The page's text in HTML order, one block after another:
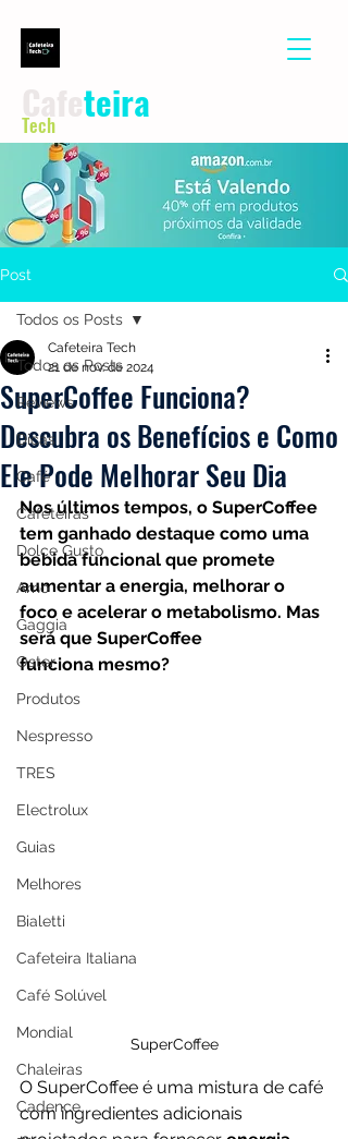
teira
Tech
Post
Todos os Posts
Reviews
Dicas
Café
Cafeteiras
Dolce Gusto
Arno
Gaggia
Oster
Produtos
Nespresso
TRES
Electrolux
Guias
Melhores
Bialetti
Cafeteira Italiana
Café Solúvel
Mondial
Chaleiras
Cadence
Todos os Posts
SuperCoffee Funciona?
Descubra os Benefícios e Como
Ele Pode Melhorar Seu Dia
Cafeteira Tech
21 de nov. de 2024
Nos últimos tempos, o SuperCoffee
tem ganhado destaque como uma
bebida funcional que promete
aumentar a energia, melhorar o
foco e acelerar o metabolismo. Mas
será que SuperCoffee
funciona mesmo?
SuperCoffee
O SuperCoffee é uma mistura de café
com ingredientes adicionais